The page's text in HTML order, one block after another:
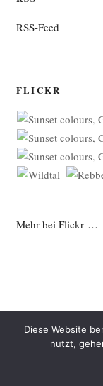
RSS-Feed
FLICKR
Mehr bei Flickr …
Datenschutzerklärung
Diese Website
nutzt,